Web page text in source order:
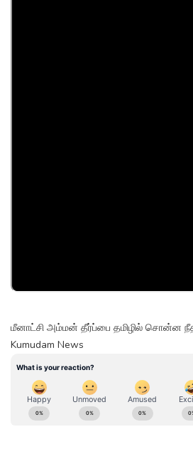
மீனாட்சி அம்மன் தீர்ப்பை தமிழில் சொன்ன
Kumudam News